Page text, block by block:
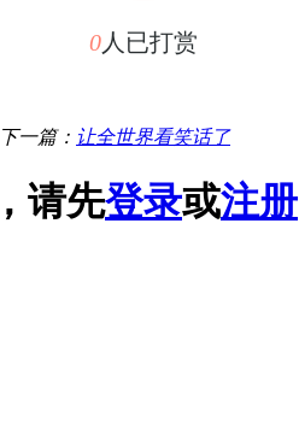
0人已打赏
下一篇： 让全世界看笑话了
请先登录或注册